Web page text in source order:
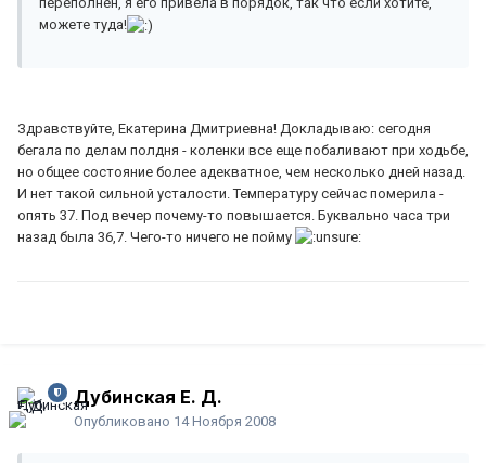
можете туда!
Здравствуйте, Екатерина Дмитриевна! Докладываю: сегодня
бегала по делам полдня - коленки все еще побаливают при ходьбе,
но общее состояние более адекватное, чем несколько дней назад.
И нет такой сильной усталости. Температуру сейчас померила -
опять 37. Под вечер почему-то повышается. Буквально часа три
назад была 36,7. Чего-то ничего не пойму
Дубинская Е. Д.
Опубликовано 14 Ноября 2008